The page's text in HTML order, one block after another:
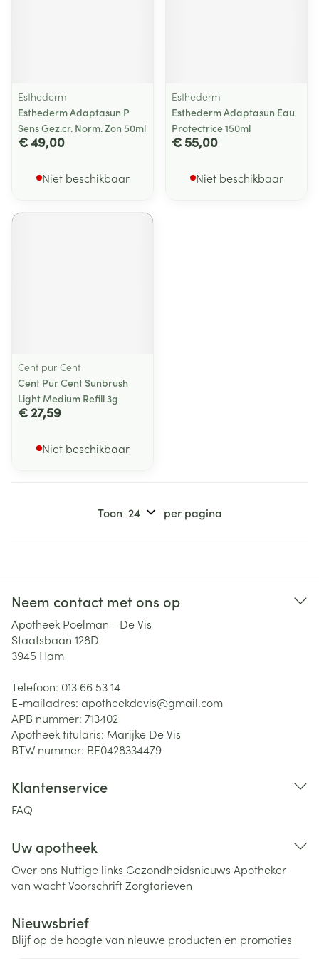
Esthederm
Esthederm Adaptasun P
Sens Gez.cr. Norm. Zon 50ml
€ 49,00
Niet beschikbaar
Esthederm
Esthederm Adaptasun Eau
Protectrice 150ml
€ 55,00
Niet beschikbaar
Cent pur Cent
Cent Pur Cent Sunbrush
Light Medium Refill 3g
€ 27,59
Niet beschikbaar
Toon per pagina
Neem contact met ons op
Apotheek Poelman - De Vis
Staatsbaan 128D
3945 Ham
Telefoon: 013 66 53 14
E-mailadres: apotheekdevis@gmail.com
APB nummer: 713402
Apotheek titularis: Marijke De Vis
BTW nummer: BE0428334479
Klantenservice
FAQ
Uw apotheek
Over ons Nuttige links Gezondheidsnieuws Apotheker
van wachtVoorschriftZorgtarieven
Nieuwsbrief
Blijf op de hoogte van nieuwe producten en promoties